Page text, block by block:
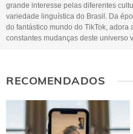
grande interesse pelas diferentes
variedade linguística do Brasil. Da
do fantástico mundo do TikTok,
constantes mudanças deste universo
RECOMENDADOS